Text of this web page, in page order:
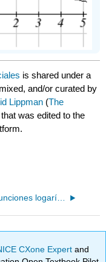
is shared under a
and/or curated by
Lippman (The
that was edited to the
1.8: Funciones logarítmicas
CXone Expertand